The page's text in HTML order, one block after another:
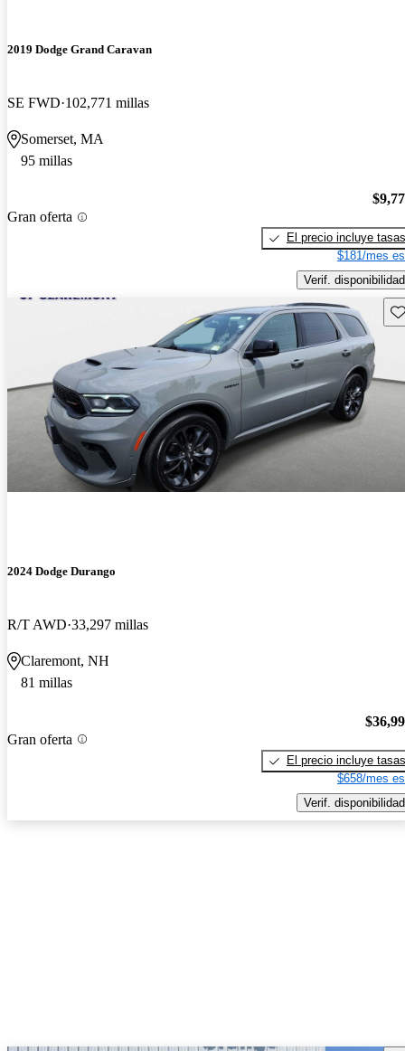
2019 Dodge Grand Caravan
SE FWD 102,771 millas
Somerset, MA
95 millas
Gran oferta
El precio incluye tasas
$181/mes
Verif. disponibilidad
2024 Dodge Durango
R/T AWD 33,297 millas
Claremont, NH
81 millas
Gran oferta
El precio incluye tasas
$658/mes
Verif. disponibilidad